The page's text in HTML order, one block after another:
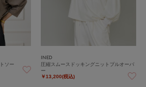
ソー
INED
圧縮スムースドッキングニットプルオーバ
ー
￥13,200(税込)